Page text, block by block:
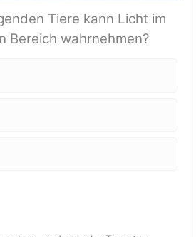
Tiere kann Licht im
Bereich wahrnehmen?